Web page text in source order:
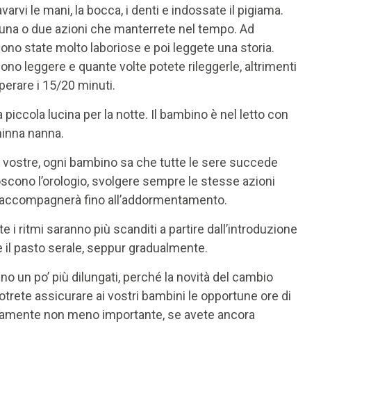
le mani, la bocca, i denti e indossate il pigiama.
o due azioni che manterrete nel tempo. Ad
state molto laboriose e poi leggete una storia.
leggere e quante volte potete rileggerle, altrimenti
i 15/20 minuti.
lucina per la notte. Il bambino è nel letto con
nanna.
ogni bambino sa che tutte le sere succede
l’orologio, svolgere sempre le stesse azioni
fino all’addormentamento.
i ritmi saranno più scanditi a partire dall’introduzione
pasto serale, seppur gradualmente.
un po’ più dilungati, perché la novità del cambio
assicurare ai vostri bambini le opportune ore di
non meno importante, se avete ancora